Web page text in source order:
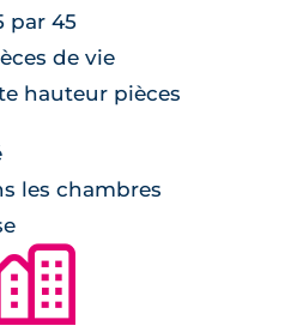
par 45
de vie
hauteur pièces
les chambres